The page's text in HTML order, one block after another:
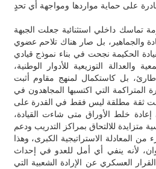
على حماية مواردها ومواجهة أي تحدٍ
تماسك داخلي استثنائية جعلت الجبهة
والجماهير، بل صار هناك تلاحم عضوي
الحكيمة نجحت في بناء نموذج قيادي
والعدالة التوزيعية للأدوار الوطنية،
بل كاستكمال لمنهج مقاوم أثبت
التي اكتسبها المجاهدون في
ثقة مطلقة ليس فقط في القدرة على
خلط الأوراق متى شاءت القيادة،
للالتحاق بمراكز التدريب ودعم
المعادلة الاستراتيجية الكبرى، وهذا
لأنه ينفي أي أمل للعدو في إحداث
العسكري عن الإرادة الشعبية التي